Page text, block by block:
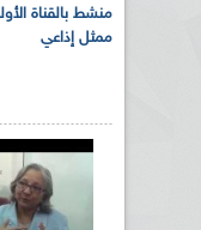
منشط بالقناة
ممثل إذاعي